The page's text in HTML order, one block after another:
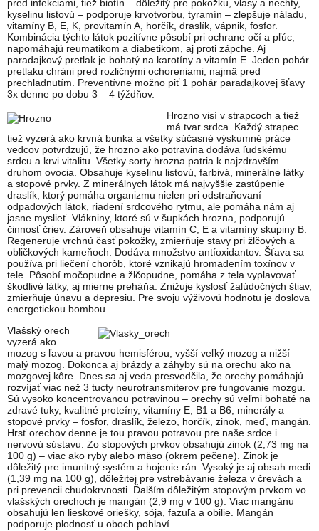
pred infekciami, tiež biotín – dôležitý pre pokožku, vlasy a nechty,
kyselinu listovú – podporuje krvotvorbu, tyramín – zlepšuje náladu,
vitamíny B, E, K, provitamín A, horčík, draslík, vápnik, fosfor.
Kombinácia týchto látok pozitívne pôsobí pri ochrane očí a pľúc,
napomáhajú reumatikom a diabetikom, aj proti zápche. Aj
paradajkový pretlak je bohatý na karotíny a vitamín E. Jeden pohár
pretlaku chráni pred rozličnými ochoreniami, najmä pred
prechladnutím. Preventívne možno piť 1 pohár paradajkovej šťavy
3x denne po dobu 3 – 4 týždňov.
Hrozno visí v strapcoch a tiež
má tvar srdca. Každý strapec
tiež vyzerá ako krvná bunka a všetky súčasné výskumné práce
vedcov potvrdzujú, že hrozno ako potravina dodáva ľudskému
srdcu a krvi vitalitu. Všetky sorty hrozna patria k najzdravším
druhom ovocia. Obsahuje kyselinu listovú, farbivá, minerálne látky
a stopové prvky. Z minerálnych látok má najvyššie zastúpenie
draslík, ktorý pomáha organizmu nielen pri odstraňovaní
odpadových látok, riadení srdcového rytmu, ale pomáha nám aj
jasne myslieť. Vlákniny, ktoré sú v šupkách hrozna, podporujú
činnosť čriev. Zároveň obsahuje vitamín C, E a vitamíny skupiny B.
Regeneruje vrchnú časť pokožky, zmierňuje stavy pri žlčových a
obličkových kameňoch. Dodáva množstvo antíoxidantov. Šťava sa
používa pri liečení chorôb, ktoré vznikajú hromadením toxínov v
tele. Pôsobí močopudne a žlčopudne, pomáha z tela vyplavovať
škodlivé látky, aj mierne preháňa. Znižuje kyslosť žalúdočných štiav,
zmierňuje únavu a depresiu. Pre svoju výživovú hodnotu je doslova
energetickou bombou.
Vlašský orech
vyzerá ako
mozog s ľavou a pravou hemisférou, vyšší veľký mozog a nižší
malý mozog. Dokonca aj brázdy a záhyby sú na orechu ako na
mozgovej kôre. Dnes sa aj veda presvedčila, že orechy pomáhajú
rozvíjať viac než 3 tucty neurotransmiterov pre fungovanie mozgu.
Sú vysoko koncentrovanou potravinou – orechy sú veľmi bohaté na
zdravé tuky, kvalitné proteíny, vitamíny E, B1 a B6, minerály a
stopové prvky – fosfor, draslík, železo, horčík, zinok, meď, mangán.
Hrsť orechov denne je tou pravou potravou pre naše srdce i
nervovú sústavu. Zo stopových prvkov obsahujú zinok (2,73 mg na
100 g) – viac ako ryby alebo mäso (okrem pečene). Zinok je
dôležitý pre imunitný systém a hojenie rán. Vysoký je aj obsah medi
(1,39 mg na 100 g), dôležitej pre vstrebávanie železa v črevách a
pri prevencii chudokrvnosti. Ďalším dôležitým stopovým prvkom vo
vlašských orechoch je mangán (2,9 mg v 100 g). Viac mangánu
obsahujú len lieskové oriešky, sója, fazuľa a obilie. Mangán
podporuje plodnosť u oboch pohlaví.